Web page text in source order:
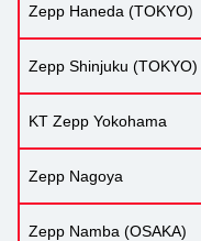
Zepp Haneda (TOKYO)
Zepp Shinjuku (TOKYO)
KT Zepp Yokohama
Zepp Nagoya
Zepp Namba (OSAKA)